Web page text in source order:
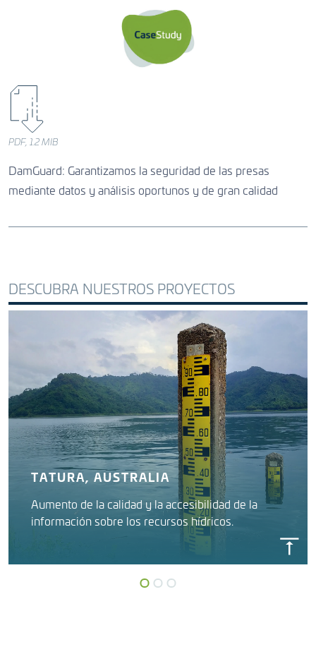
PDF, 1.2 MIB
DamGuard: Garantizamos la seguridad de las presas
mediante datos y análisis oportunos y de gran calidad
DESCUBRA NUESTROS PROYECTOS
TATURA, AUSTRALIA
Aumento de la calidad y la accesibilidad de la
información sobre los recursos hídricos.